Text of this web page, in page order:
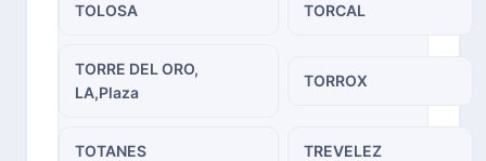
TOLOSA TORCAL
TORRE DEL ORO,
LA,Plaza
TORROX
TOTANES TREVELEZ